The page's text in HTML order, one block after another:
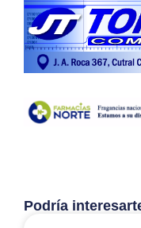
Podría